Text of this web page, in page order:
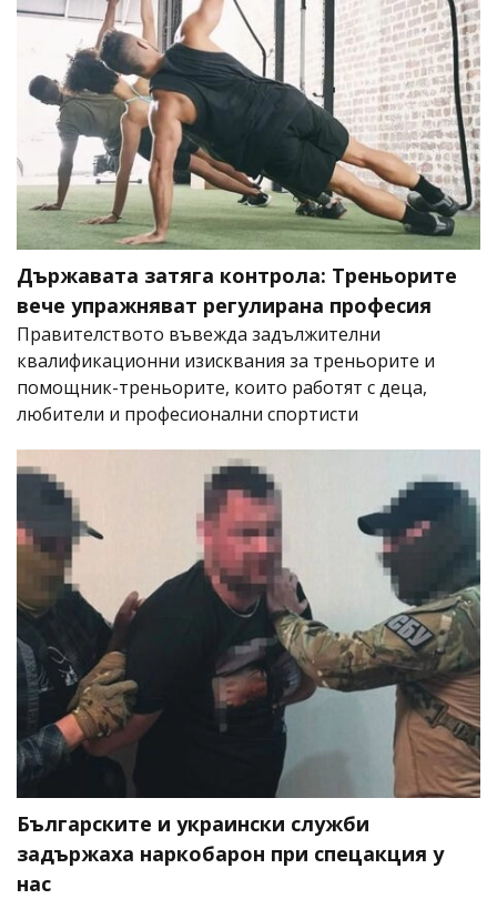
Държавата затяга контрола: Треньорите
вече упражняват регулирана професия
Правителството въвежда задължителни
квалификационни изисквания за треньорите и
помощник-треньорите, които работят с деца,
любители и професионални спортисти
Българските и украински служби
задържаха наркобарон при спецакция у
нас